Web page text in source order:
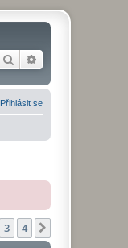
Hledat
Přihlásit se
3 4